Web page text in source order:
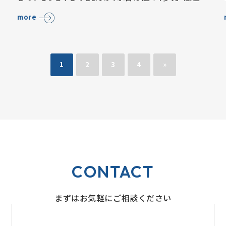
しており、地球温暖化によって今後もこの傾向が続くと
予想されています。 実は自然災害と不…
more
1 2 3 4 »
CONTACT
まずはお気軽にご相談ください